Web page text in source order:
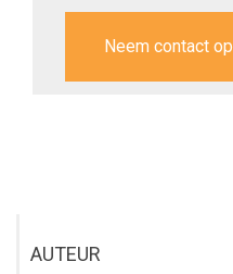
Neem contact op
AUTEUR